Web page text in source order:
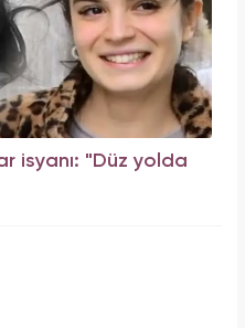
isyanı: "Düz yolda